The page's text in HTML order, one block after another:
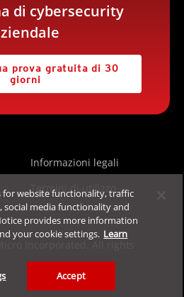
di cybersecurity
prova gratuita di 30
giorni
Informazioni legali
Termini di utilizzo
Incorporated. All rights
for website functionality, traffic
social media functionality and
provides more information
your cookie settings. Learn
Accept